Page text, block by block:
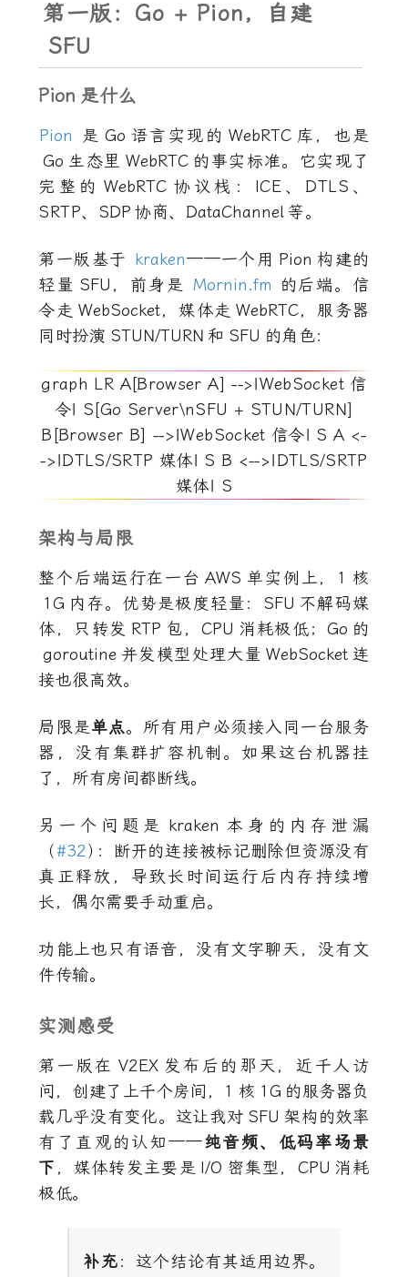
第一版：Go + Pion，自建
SFU
Pion 是什么
Pion 是 Go 语言实现的 WebRTC 库，也是
Go 生态里 WebRTC 的事实标准。它实现了
完整的 WebRTC 协议栈：ICE、DTLS、
SRTP、 SDP 协商、 DataChannel 等。
第一版基于 kraken——一个用 Pion 构建的
轻量 SFU ，前身是 Mornin.fm 的后端。信
令走 WebSocket，媒体走 WebRTC，服务器
同时扮演 STUN/TURN 和 SFU 的角色：
graph LR A[Browser A] -->|WebSocket 信
令| S[Go Server\nSFU + STUN/TURN]
B[Browser B] -->|WebSocket 信令| S A <-
->|DTLS/SRTP 媒体| S B <-->|DTLS/SRTP
媒体| S
架构与局限
整个后端运行在一台 AWS 单实例上， 1 核
1G 内存。优势是极度轻量： SFU 不解码媒
体，只转发 RTP 包，CPU 消耗极低； Go 的
goroutine 并发模型处理大量 WebSocket 连
接也很高效。
局限是单点。所有用户必须接入同一台服务
器，没有集群扩容机制。如果这台机器挂
了，所有房间都断线。
另一个问题是 kraken 本身的内存泄漏
（#32）：断开的连接被标记删除但资源没有
真正释放，导致长时间运行后内存持续增
长，偶尔需要手动重启。
功能上也只有语音，没有文字聊天，没有文
件传输。
实测感受
第一版在 V2EX 发布后的那天，近千人访
问，创建了上千个房间， 1 核 1G 的服务器负
载几乎没有变化。这让我对 SFU 架构的效率
有了直观的认知——纯音频、低码率场景
下 ，媒体转发主要是 I/O 密集型， CPU 消耗
极低。
补充：这个结论有其适用边界。